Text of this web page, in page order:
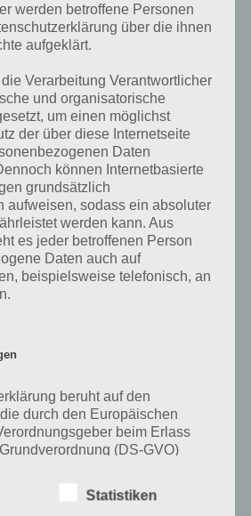
tägliche Rätsel am 1.9.2024 in 4 Bilder 1
hat dieses eigentlich und was gibt es
wir daher auch immer eine
keine weiteren Informationen parat!
Teilen auf Facebook
hier auf Touchportal
werden betroffene Personen
über die ihnen
aufgeklärt.
Verarbeitung Verantwortlicher
und organisatorische
um einen möglichst
der über diese Internetseite
Daten
können Internetbasierte
grundsätzlich
aufweisen, sodass ein absoluter
werden kann. Aus
es jeder betroffenen Person
Daten auch auf
beispielsweise telefonisch, an
beruht auf den
durch den Europäischen
beim Erlass
(DS-GVO)
Öffentlichkeit als auch für
Geschäftspartner einfach
Statistiken